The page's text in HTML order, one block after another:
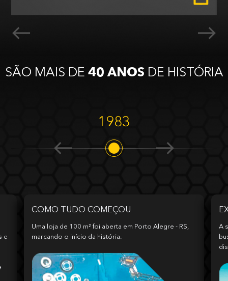
SÃO MAIS DE 40 ANOS DE HISTÓRIA
1983
e
COMO TUDO COMEÇOU
Uma loja de 100 m² foi aberta em Porto Alegre - RS,
marcando o início da história.
A